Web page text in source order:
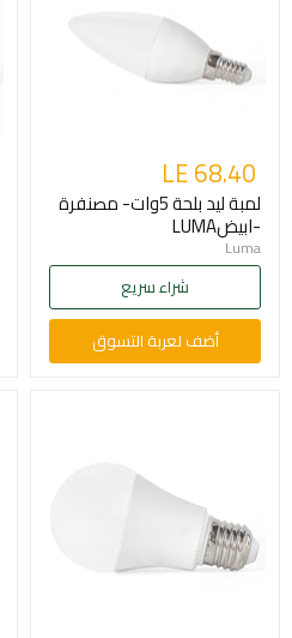
LE 68.40
لمبة ليد بلحة 5وات- مصنفرة
-ابيضLUMA
Luma
شراء سريع
أضف لعربة التسوق